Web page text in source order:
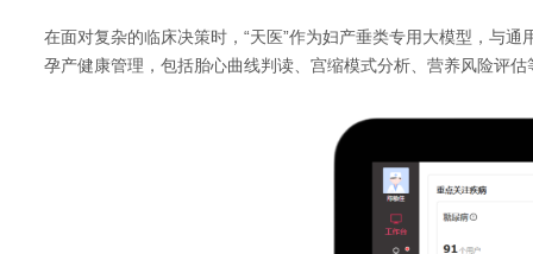
在面对复杂的临床决策时， “天医”作为妇产垂类专用大模型，与通
孕产健康管理，包括胎心曲线判读、宫缩模式分析、营养风险评